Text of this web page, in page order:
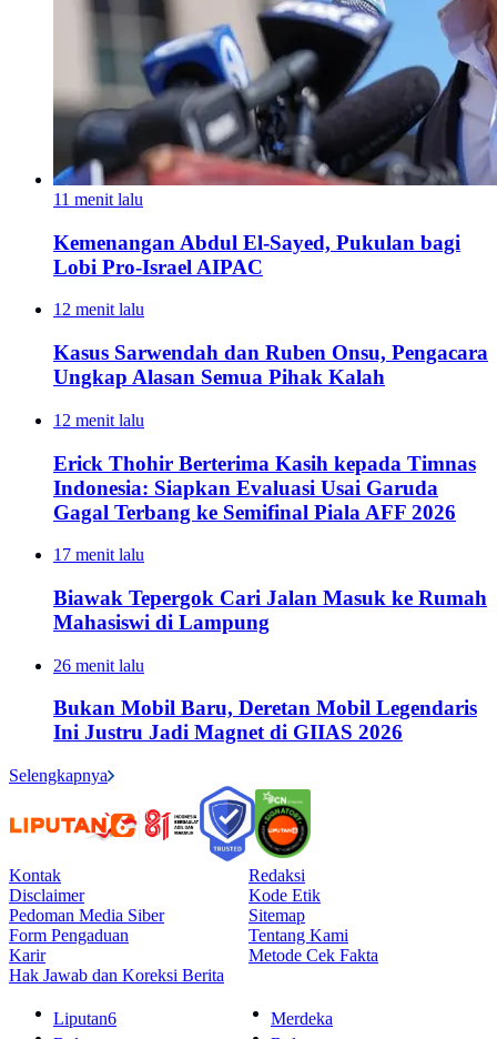
11 menit lalu
Kemenangan Abdul El-Sayed, Pukulan bagi
Lobi Pro-Israel AIPAC
12 menit lalu
Kasus Sarwendah dan Ruben Onsu, Pengacara
Ungkap Alasan Semua Pihak Kalah
12 menit lalu
Erick Thohir Berterima Kasih kepada Timnas
Indonesia: Siapkan Evaluasi Usai Garuda
Gagal Terbang ke Semifinal Piala AFF 2026
17 menit lalu
Biawak Tepergok Cari Jalan Masuk ke Rumah
Mahasiswi di Lampung
26 menit lalu
Bukan Mobil Baru, Deretan Mobil Legendaris
Ini Justru Jadi Magnet di GIIAS 2026
Selengkapnya
Kontak
Redaksi
Disclaimer
Kode Etik
Pedoman Media Siber
Sitemap
Form Pengaduan
Tentang Kami
Karir
Metode Cek Fakta
Hak Jawab dan Koreksi Berita
Liputan6
Merdeka